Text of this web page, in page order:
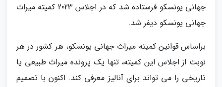
جهانی یونسکو فرستاده شد که در اجلاس 2023 کمیته میراث
جهانی یونسکو دیفر شد.
براساس قوانین کمیته میراث جهانی یونسکو، هر کشور در هر
نوبت از اجلاس این کمیته، تنها یک پرونده میراث طبیعی یا
تاریخی را می تواند برای آنالیز معرفی کند. اکنون با تصمیم